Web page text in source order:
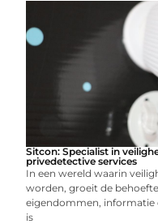
Sitcon: Specialist in
privedetective services
In een wereld waarin
worden, groeit de
eigendommen, informatie
is